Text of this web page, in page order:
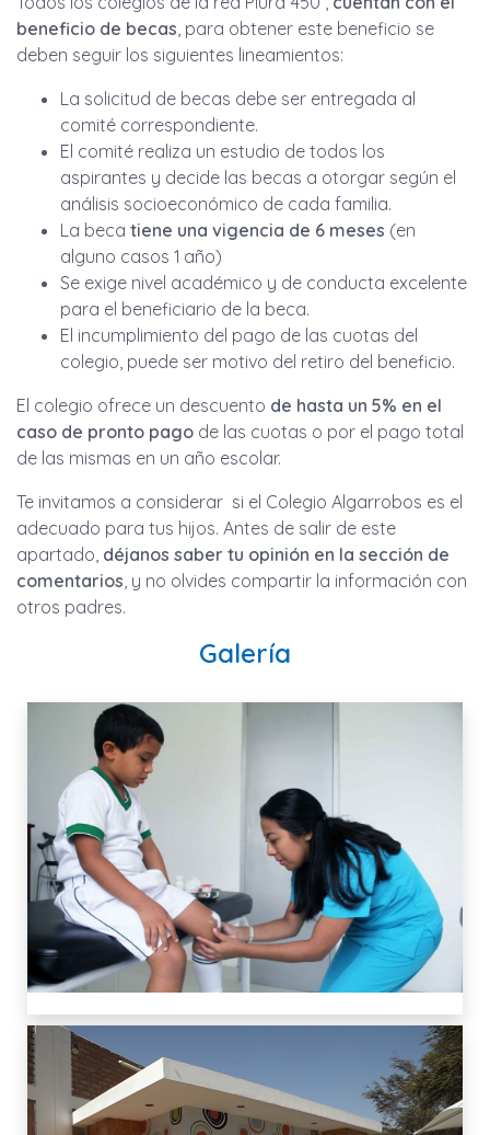
beneficio de becas, para obtener este beneficio se
deben seguir los siguientes lineamientos:
La solicitud de becas debe ser entregada al
comité correspondiente.
El comité realiza un estudio de todos los
aspirantes y decide las becas a otorgar según el
análisis socioeconómico de cada familia.
La beca tiene una vigencia de 6 meses (en
alguno casos 1 año)
Se exige nivel académico y de conducta excelente
para el beneficiario de la beca.
El incumplimiento del pago de las cuotas del
colegio, puede ser motivo del retiro del beneficio.
El colegio ofrece un descuento de hasta un 5% en el
caso de pronto pago de las cuotas o por el pago total
de las mismas en un año escolar.
Te invitamos a considerar si el Colegio Algarrobos es el
adecuado para tus hijos. Antes de salir de este
apartado, déjanos saber tu opinión en la sección de
comentarios, y no olvides compartir la información con
otros padres.
Galería